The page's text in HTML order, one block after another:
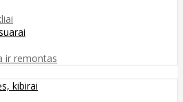
ir remontas
kibirai